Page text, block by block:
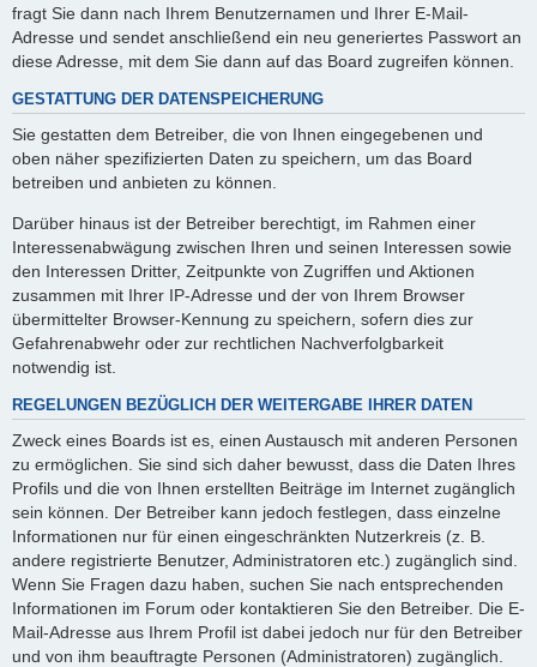
fragt Sie dann nach Ihrem Benutzernamen und Ihrer E-Mail-
Adresse und sendet anschließend ein neu generiertes Passwort an
diese Adresse, mit dem Sie dann auf das Board zugreifen können.
GESTATTUNG DER DATENSPEICHERUNG
Sie gestatten dem Betreiber, die von Ihnen eingegebenen und
oben näher spezifizierten Daten zu speichern, um das Board
betreiben und anbieten zu können.
Darüber hinaus ist der Betreiber berechtigt, im Rahmen einer
Interessenabwägung zwischen Ihren und seinen Interessen sowie
den Interessen Dritter, Zeitpunkte von Zugriffen und Aktionen
zusammen mit Ihrer IP-Adresse und der von Ihrem Browser
übermittelter Browser-Kennung zu speichern, sofern dies zur
Gefahrenabwehr oder zur rechtlichen Nachverfolgbarkeit
notwendig ist.
REGELUNGEN BEZÜGLICH DER WEITERGABE IHRER DATEN
Zweck eines Boards ist es, einen Austausch mit anderen Personen
zu ermöglichen. Sie sind sich daher bewusst, dass die Daten Ihres
Profils und die von Ihnen erstellten Beiträge im Internet zugänglich
sein können. Der Betreiber kann jedoch festlegen, dass einzelne
Informationen nur für einen eingeschränkten Nutzerkreis (z. B.
andere registrierte Benutzer, Administratoren etc.) zugänglich sind.
Wenn Sie Fragen dazu haben, suchen Sie nach entsprechenden
Informationen im Forum oder kontaktieren Sie den Betreiber. Die E-
Mail-Adresse aus Ihrem Profil ist dabei jedoch nur für den Betreiber
und von ihm beauftragte Personen (Administratoren) zugänglich.